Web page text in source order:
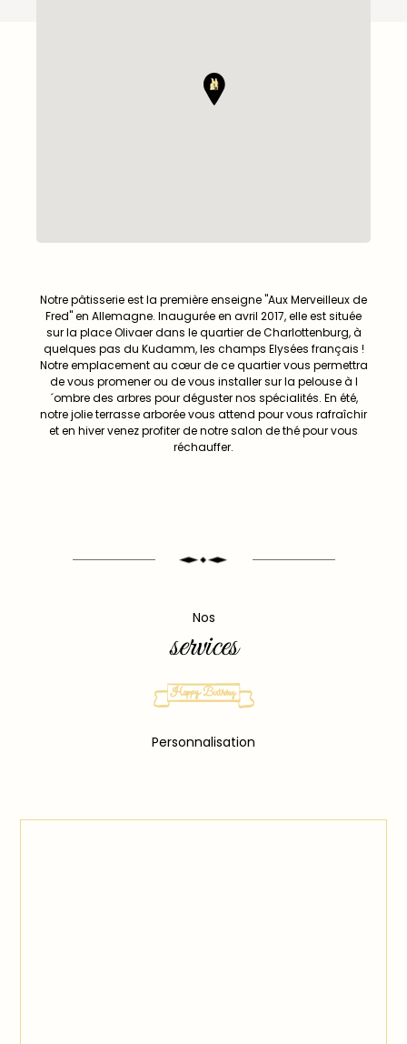
Notre pâtisserie est la première enseigne "Aux Merveilleux de
Fred" en Allemagne. Inaugurée en avril 2017, elle est située
sur la place Olivaer dans le quartier de Charlottenburg, à
quelques pas du Kudamm, les champs Elysées français !
Notre emplacement au cœur de ce quartier vous permettra
de vous promener ou de vous installer sur la pelouse à l
´ombre des arbres pour déguster nos spécialités. En été,
notre jolie terrasse arborée vous attend pour vous rafraîchir
et en hiver venez profiter de notre salon de thé pour vous
réchauffer.
Nos
services
Personnalisation